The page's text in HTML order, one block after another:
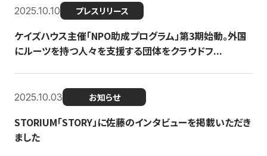
2025.10.10 プレスリリース
ケイズハウス主催「NPO助成プログラム」第3期始動。外国
にルーツを持つ人々を支援する団体をクラウドフ...
2025.10.03 お知らせ
STORIUM「STORY」に佐藤のインタビューを掲載いただき
ました